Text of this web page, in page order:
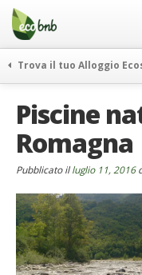
Menu
Salta
contenuto
Offerte Speciali
Regali
FAQ
Chi Siamo
Partner
Contatti
Italiano
Trova il tuo Alloggio
itinerari
curiosità
vivere e viaggiare verde
ecohotel
rassegna stampa
Piscine
Romagna
Pubblicato illuglio 11, 2016